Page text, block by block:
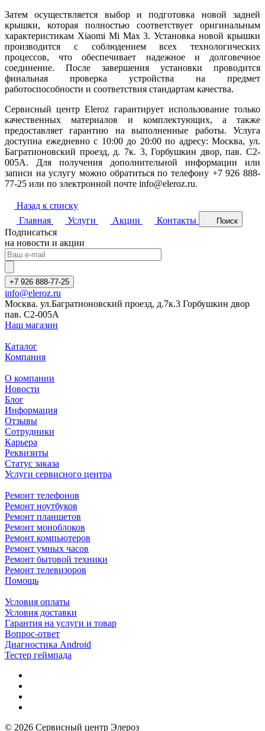
Затем осуществляется выбор и подготовка новой задней
крышки, которая полностью соответствует оригинальным
характеристикам Xiaomi Mi Max 3. Установка новой крышки
производится с соблюдением всех технологических
процессов, что обеспечивает надежное и долговечное
соединение. После завершения установки проводится
финальная проверка устройства на предмет
работоспособности и соответствия стандартам качества.
Сервисный центр Eleroz гарантирует использование только
качественных материалов и комплектующих, а также
предоставляет гарантию на выполненные работы. Услуга
доступна ежедневно с 10:00 до 20:00 по адресу: Москва, ул.
Багратионовский проезд, д. 7к. 3, Горбушкин двор, пав. C2-
005A. Для получения дополнительной информации или
записи на услугу можно обратиться по телефону +7 926 888-
77-25 или по электронной почте info@eleroz.ru.
Назад к списку
Главная
Услуги Акции Контакты Поиск
Подписаться
на новости и акции
+7 926 888-77-25
info@eleroz.ru
Москва. ул.Багратионовский проезд, д.7к.3 Горбушкин двор
пав. C2-005A
Наш магазин
Каталог
Компания
О компании
Новости
Блог
Информация
Отзывы
Сотрудники
Карьера
Реквизиты
Статус заказа
Услуги сервисного центра
Ремонт телефонов
Ремонт ноутбуков
Ремонт планшетов
Ремонт моноблоков
Ремонт компьютеров
Ремонт умных часов
Ремонт бытовой техники
Ремонт телевизоров
Помощь
Условия оплаты
Условия доставки
Гарантия на услуги и товар
Вопрос-ответ
Диагностика Android
Тестер геймпада
© 2026 Сервисный центр Элероз